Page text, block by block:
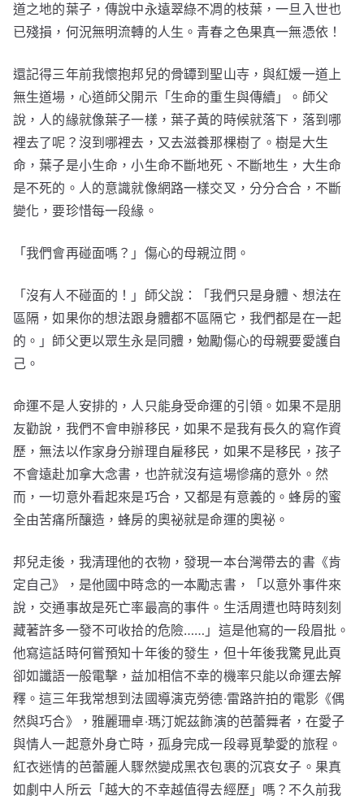
道之地的葉子，傳說中永遠翠綠不凋的枝葉，一旦入世也
已殘損，何況無明流轉的人生。青春之色果真一無憑依！
還記得三年前我懷抱邦兒的骨罈到聖山寺，與紅媛一道上
無生道場，心道師父開示「生命的重生與傳續」。師父
說，人的緣就像葉子一樣，葉子黃的時候就落下，落到哪
裡去了呢？沒到哪裡去，又去滋養那棵樹了。樹是大生
命，葉子是小生命，小生命不斷地死、不斷地生，大生命
是不死的。人的意識就像網路一樣交叉，分分合合，不斷
變化，要珍惜每一段緣。
「我們會再碰面嗎？」傷心的母親泣問。
「沒有人不碰面的！」師父說：「我們只是身體、想法在
區隔，如果你的想法跟身體都不區隔它，我們都是在一起
的。」師父更以眾生永是同體，勉勵傷心的母親要愛護自
己。
命運不是人安排的，人只能身受命運的引領。如果不是朋
友勸說，我們不會申辦移民，如果不是我有長久的寫作資
歷，無法以作家身分辦理自雇移民，如果不是移民，孩子
不會遠赴加拿大念書，也許就沒有這場慘痛的意外。然
而，一切意外看起來是巧合，又都是有意義的。蜂房的蜜
全由苦痛所釀造，蜂房的奧祕就是命運的奧祕。
邦兒走後，我清理他的衣物，發現一本台灣帶去的書《肯
定自己》，是他國中時念的一本勵志書，「以意外事件來
說，交通事故是死亡率最高的事件。生活周遭也時時刻刻
藏著許多一發不可收拾的危險……」這是他寫的一段眉批。
他寫這話時何嘗預知十年後的發生，但十年後我驚見此頁
卻如讖語一般電擊，益加相信不幸的機率只能以命運去解
釋。這三年我常想到法國導演克勞德‧雷路許拍的電影《偶
然與巧合》，雅麗珊卓‧瑪汀妮茲飾演的芭蕾舞者，在愛子
與情人一起意外身亡時，孤身完成一段尋覓摯愛的旅程。
紅衣迷情的芭蕾麗人驟然變成黑衣包裹的沉哀女子。果真
如劇中人所云「越大的不幸越值得去經歷」嗎？不久前我